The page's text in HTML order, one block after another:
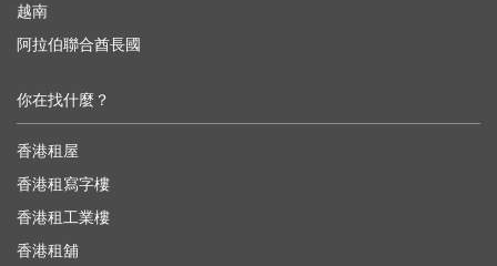
越南
阿拉伯聯合酋長國
你在找什麼？
香港租屋
香港租寫字樓
香港租工業樓
香港租舖